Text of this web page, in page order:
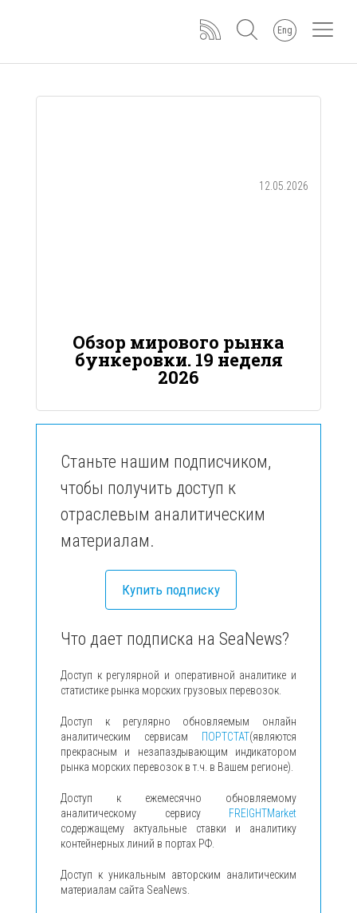
Eng
12.05.2026
Обзор мирового рынка
бункеровки. 19 неделя
2026
Станьте нашим подписчиком,
чтобы получить доступ к
отраслевым аналитическим
материалам.
Купить подписку
Что дает подписка на SeaNews?
Доступ к регулярной и оперативной аналитике и
статистике рынка морских грузовых перевозок.
Доступ к регулярно обновляемым онлайн
аналитическим сервисам ПОРТСТАТ(являются
прекрасным и незапаздывающим индикатором
рынка морских перевозок в т.ч. в Вашем регионе).
Доступ к ежемесячно обновляемому
аналитическому сервису FREIGHTMarket
содержащему актуальные ставки и аналитику
контейнерных линий в портах РФ.
Доступ к уникальным авторским аналитическим
материалам сайта SeaNews.